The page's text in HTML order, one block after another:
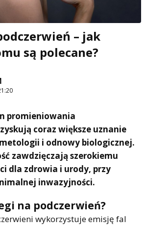
– jak
są polecane?
promieniowania
coraz większe uznanie
i odnowy biologicznej.
zawdzięczają szerokiemu
dla zdrowia i urody, przy
inwazyjności.
na podczerwień?
wykorzystuje emisję fal